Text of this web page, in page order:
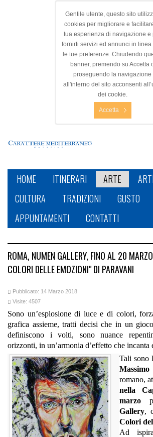
Gentile utente, questo sito
cookies per migliorare e
tua esperienza di navigazione e
fornirti servizi ed annunci in linea
le tue preferenze. Chiudendo
banner, premendo su Accetta
proseguendo la navigazione
all'interno del sito acconsenti
dei cookie.
Accetta
HOME ITINERARI ARTE
CULTURA
TRADIZIONI
GUSTO
APPUNTAMENTI
CONTATTI
ROMA, NUMEN GALLERY, FINO AL 20
COLORI DELLE EMOZIONI" DI PARAVANI
Pubblicato: 14 Marzo 2018
Visite: 4507
Sono un’esplosione di luce e di colori,
grafica assieme, tratti decisi che in un
definiscono i volti, sono nuance
orizzonti, in un’armonia d’effetto che incanta
Tali sono
romano,
nella
marzo
Gallery,
Colori
Ad